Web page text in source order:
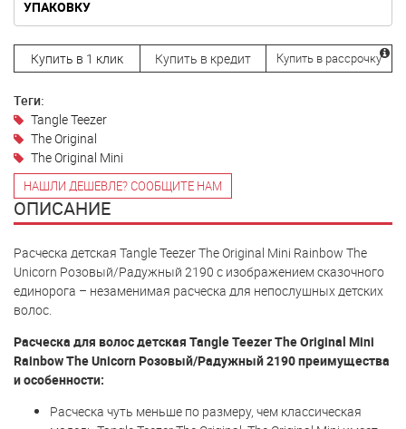
УПАКОВКУ
Купить в 1 клик Купить в кредит Купить в рассрочку
Теги:
Tangle Teezer
The Original
The Original Mini
НАШЛИ ДЕШЕВЛЕ? СООБЩИТЕ НАМ
ОПИСАНИЕ
Расческа детская Tangle Teezer The Original Mini Rainbow The
Unicorn Розовый/Радужный 2190 с изображением сказочного
единорога – незаменимая расческа для непослушных детских
волос.
Расческа для волос детская Tangle Teezer The Original Mini
Rainbow The Unicorn Розовый/Радужный 2190 преимущества
и особенности:
Расческа чуть меньше по размеру, чем классическая